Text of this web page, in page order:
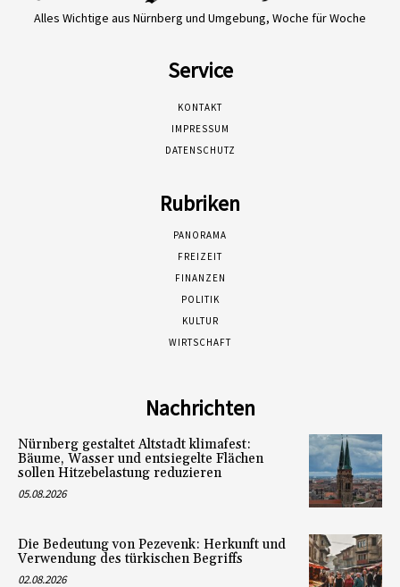
Alles Wichtige aus Nürnberg und Umgebung, Woche für Woche
Service
KONTAKT
IMPRESSUM
DATENSCHUTZ
Rubriken
PANORAMA
FREIZEIT
FINANZEN
POLITIK
KULTUR
WIRTSCHAFT
Nachrichten
Nürnberg gestaltet Altstadt klimafest:
Bäume, Wasser und entsiegelte Flächen
sollen Hitzebelastung reduzieren
05.08.2026
Die Bedeutung von Pezevenk: Herkunft und
Verwendung des türkischen Begriffs
02.08.2026